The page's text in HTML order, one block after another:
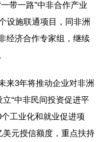
带一路”中非合作产业
设施联通项目，同非洲
经济合作专家组，继续
来3年将推动企业对非洲
“中非民间投资促进平
工业化和就业促进项
美元授信额度，重点扶持